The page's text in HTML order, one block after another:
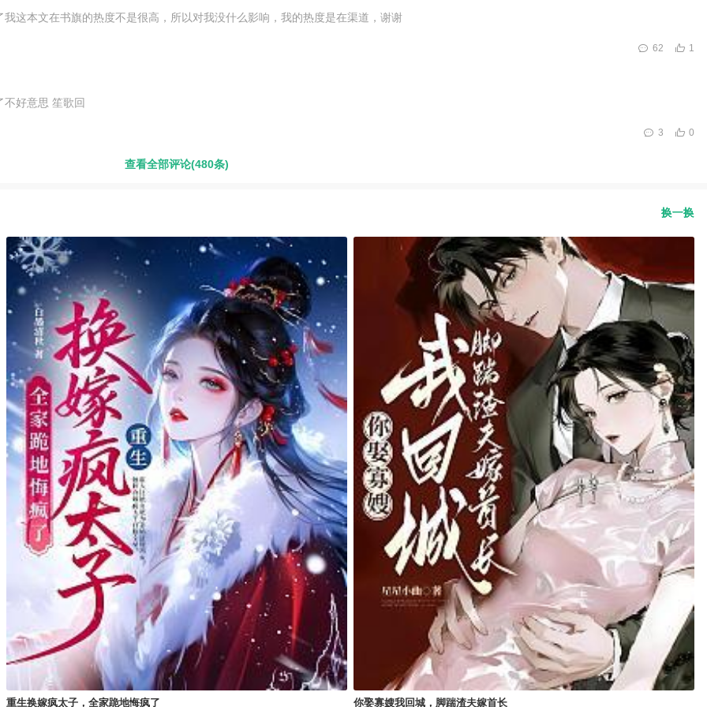
这本文在书旗的热度不是很高，所以对我没什么影响，我的热度是在渠道，谢谢
1
62
好意思 笙歌回
0
3
查看全部评论(480条)
换一换
重生换嫁疯太子，全家跪地悔疯了 你娶寡嫂我回城，脚踹渣夫嫁首长